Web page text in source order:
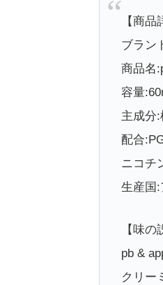
【商品
ブラン
商品名
容量
主成分
配合
ニコチ
生産国:
【味の
pb &
クリー